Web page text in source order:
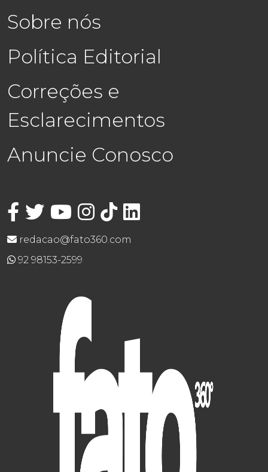
Sobre nós
Política Editorial
Correções e
Esclarecimentos
Anuncie Conosco
redacao@fato360.com
92 98153-2599